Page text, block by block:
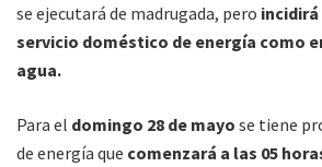
se ejecutará de madrugada, pero
servicio doméstico de energía como
agua.
Para el domingo 28 de mayo se tiene
de energía que comenzará a las 05